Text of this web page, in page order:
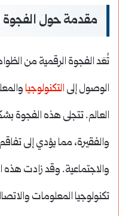
مقدمة حول الفجوة
تُعَد الفجوة الرقمية من
الوصول إلى التكنولوجيا
العالم. تتجلى هذه الفجوة
والفقيرة، مما يؤدي إلى
والاجتماعية. وقد زادت
تكنولوجيا المعلومات